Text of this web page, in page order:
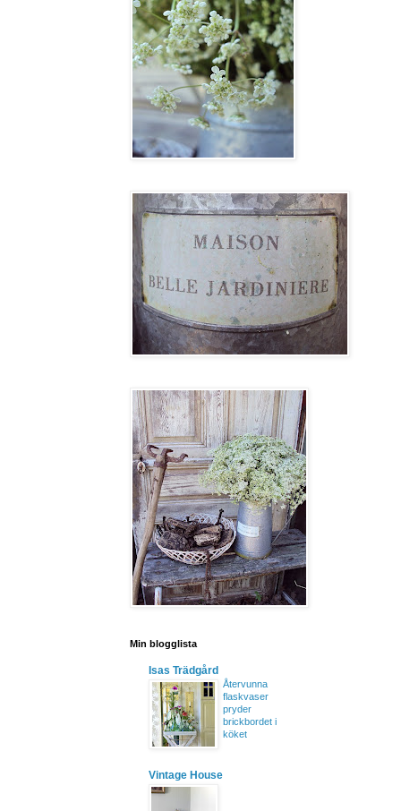
Min blogglista
Isas Trädgård
Återvunna
flaskvaser
pryder
brickbordet i
köket
Vintage House